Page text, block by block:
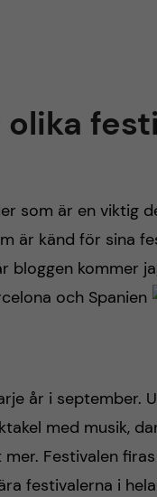
som är en viktig
är känd för sina
bloggen kommer
och Spanien
år i september.
med musik,
Festivalen
festivalerna i hela